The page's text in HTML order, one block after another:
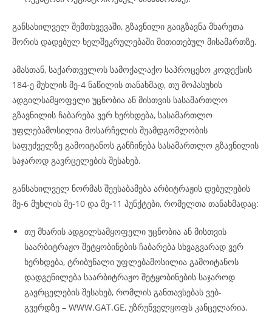
განსახილველ შემთხვევაში, გზავნილი გაიგზავნა მხარეთა
შორის დადებულ ხელშეკრულებაში მითითებულ მისამართზე.
ამასთან, საქართველოს სამოქალაქო საპროცესო კოდექსის
184-ე მუხლის მე-4 ნაწილის თანახმად, თუ მოპასუხის
ადგილსამყოფელი უცნობია ან მისთვის სასამართლო
გზავნილის ჩაბარება ვერ ხერხდება, სასამართლო
უფლებამოსილია მოსარჩელის შუამდგომლობის
საფუძველზე გამოიტანოს განჩინება სასამართლო გზავნილის
საჯაროდ გავრცელების შესახებ.
განსახილველ ნორმას შეესაბამება არბიტრაჟის დებულების
მე-6 მუხლის მე-10 და მე-11 პუნქტები, რომელთა თანახმადაც:
თუ მხარის ადგილსამყოფელი უცნობია ან მისთვის
საარბიტრაჟო შეტყობინების ჩაბარება სხვაგვარად ვერ
ხერხდება, ტრიბუნალი უფლებამოსილია გამოიტანოს
დადგენილება საარბიტრაჟო შეტყობინების საჯაროდ
გავრცელების შესახებ, რომლის განთავსებას ვებ-
გვერდზე – WWW.GAT.GE, უზრუნველყოფს კანცელარია.